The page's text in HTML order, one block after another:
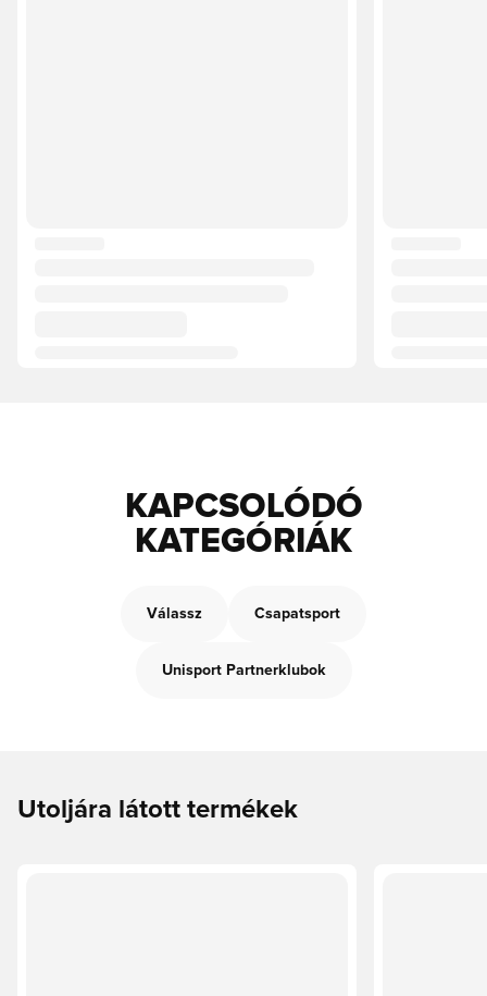
KAPCSOLÓDÓ
KATEGÓRIÁK
Válassz Csapatsport
Unisport Partnerklubok
Utoljára látott termékek